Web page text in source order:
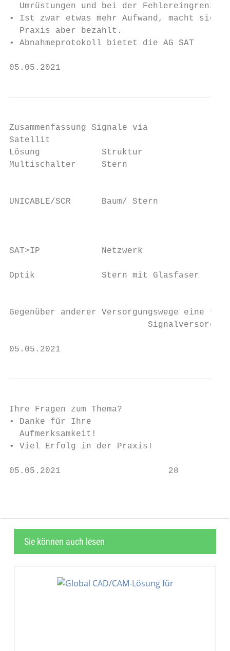
Umrüstungen und bei der
• Ist zwar etwas mehr Aufwand, macht sich
  Praxis aber bezahlt.
• Abnahmeprotokoll bietet die AG SAT
05.05.2021
Zusammenfassung Signale via
Satellit
Lösung            Struktur              Anzahl
Multischalter     Stern
UNICABLE/SCR      Baum/ Stern
SAT>IP            Netzwerk
Optik             Stern mit Glasfaser
Gegenüber anderer Versorgungswege eine
05.05.2021
Ihre Fragen zum Thema?
• Danke für Ihre
  Aufmerksamkeit!
• Viel Erfolg in der Praxis!
05.05.2021                     28
Sie können auch lesen